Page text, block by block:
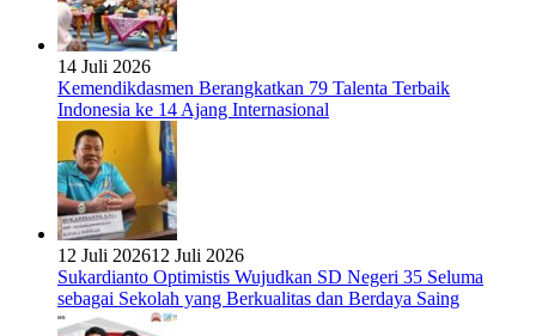
14 Juli 2026
Kemendikdasmen Berangkatkan 79 Talenta Terbaik
Indonesia ke 14 Ajang Internasional
12 Juli 202612 Juli 2026
Sukardianto Optimistis Wujudkan SD Negeri 35 Seluma
sebagai Sekolah yang Berkualitas dan Berdaya Saing